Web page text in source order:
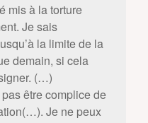
mis à la torture
Je sais
la limite de la
demain, si cela
(…)
être complice de
Je ne peux